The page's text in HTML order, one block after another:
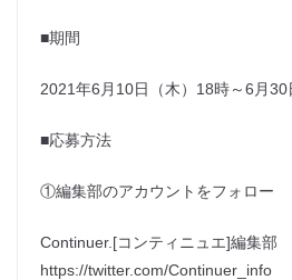
■期間
2021年6月10日（木）18時～6月
■応募方法
①編集部のアカウントをフォロー
Continuer.[コンティニュエ]編集部
https://twitter.com/Continuer_info